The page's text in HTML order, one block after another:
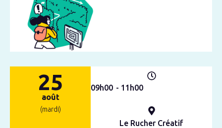
25
août
(mardi)
09h00 - 11h00
Le Rucher Créatif